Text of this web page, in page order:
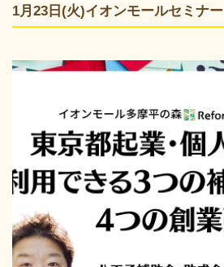
1月23日(火)イオンモールセミナー